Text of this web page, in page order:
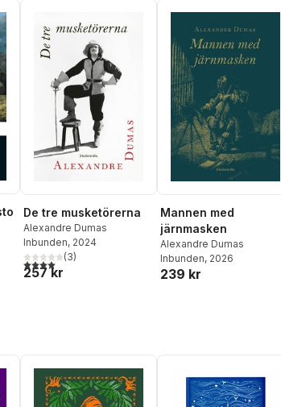
antal röster:
De tre musketörerna
Alexandre Dumas
Inbunden, 2024
4,0utav 5 stjärnor. Totalt antal röster:
(3)
257 kr
Mannen med
järnmasken
Alexandre Dumas
Inbunden, 2026
239 kr